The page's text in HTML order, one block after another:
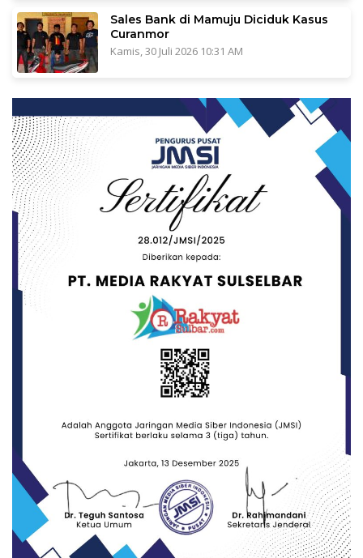
Sales Bank di Mamuju Diciduk Kasus
Curanmor
Kamis, 30 Juli 2026 10:31 AM